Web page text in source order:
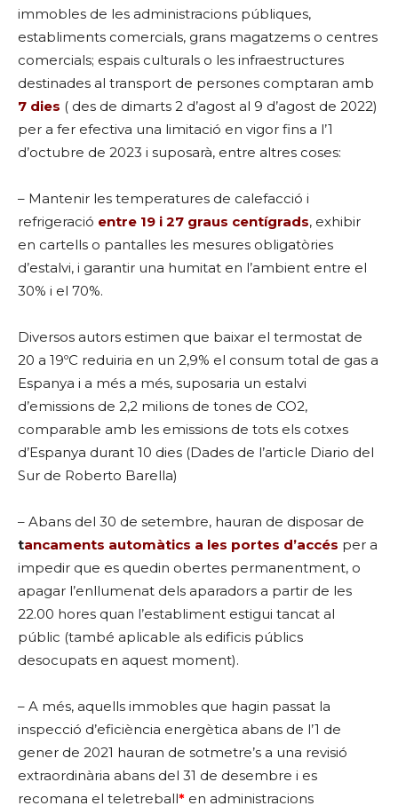
immobles de les administracions públiques,
establiments comercials, grans magatzems o centres
comercials; espais culturals o les infraestructures
destinades al transport de persones comptaran amb
7 dies ( des de dimarts 2 d’agost al 9 d’agost de 2022)
per a fer efectiva una limitació en vigor fins a l’1
d’octubre de 2023 i suposarà, entre altres coses:
– Mantenir les temperatures de calefacció i
refrigeració entre 19 i 27 graus centígrads, exhibir
en cartells o pantalles les mesures obligatòries
d’estalvi, i garantir una humitat en l’ambient entre el
30% i el 70%.
Diversos autors estimen que baixar el termostat de
20 a 19ºC reduiria en un 2,9% el consum total de gas a
Espanya i a més a més, suposaria un estalvi
d’emissions de 2,2 milions de tones de CO2,
comparable amb les emissions de tots els cotxes
d’Espanya durant 10 dies (Dades de l’article Diario del
Sur de Roberto Barella)
– Abans del 30 de setembre, hauran de disposar de
tancaments automàtics a les portes d’accés per a
impedir que es quedin obertes permanentment, o
apagar l’enllumenat dels aparadors a partir de les
22.00 hores quan l’establiment estigui tancat al
públic (també aplicable als edificis públics
desocupats en aquest moment).
– A més, aquells immobles que hagin passat la
inspecció d’eficiència energètica abans de l’1 de
gener de 2021 hauran de sotmetre’s a una revisió
extraordinària abans del 31 de desembre i es
recomana el teletreball* en administracions